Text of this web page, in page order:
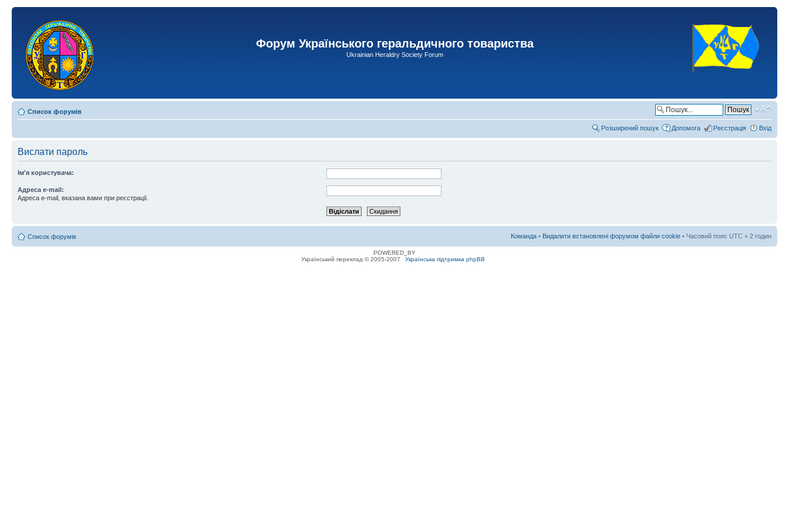
Форум Українського геральдичного товариства
Ukrainian Heraldry Society Forum
Список форумів
Розширений пошук Допомога Реєстрація Вхід
Вислати пароль
Ім'я користувача:
Адреса e-mail:
Адреса e-mail, вказана вами при реєстрації.
Список форумів Команда • Видалити встановлені форумом файли cookie • Часовий пояс UTC + 2 годин
POWERED_BY
Український переклад © 2005-2007
Українська підтримка phpBB